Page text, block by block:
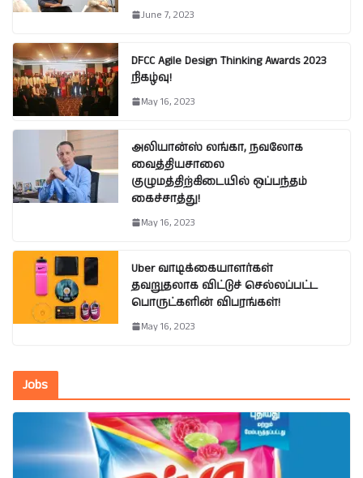
June 7, 2023
DFCC Agile Design Thinking Awards 2023
நிகழ்வு!
May 16, 2023
அலியான்ஸ் லங்கா, நவலோக
வைத்தியசாலை
குழுமத்திற்கிடையில் ஒப்பந்தம்
கைச்சாத்து!
May 16, 2023
Uber வாடிக்கையாளர்கள்
தவறுதலாக விட்டுச் செல்லப்பட்ட
பொருட்களின் விபரங்கள்!
May 16, 2023
Jobs